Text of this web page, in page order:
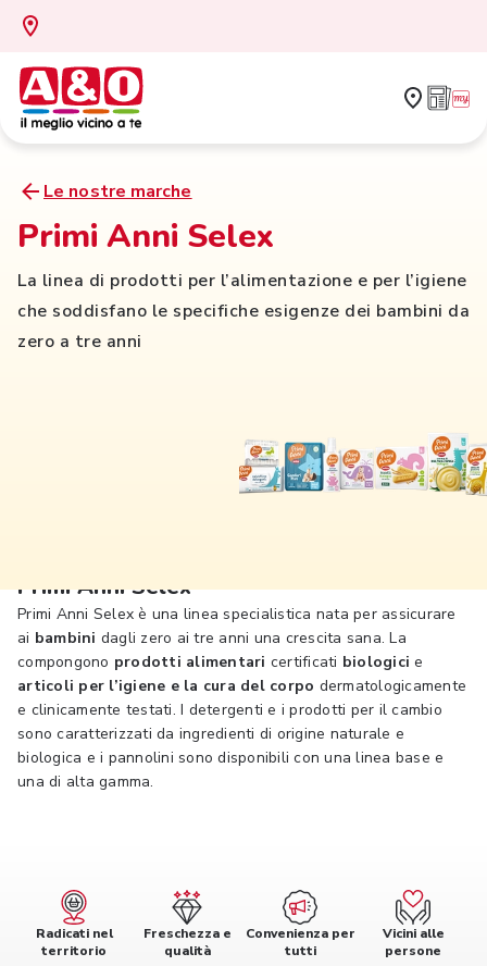
Le nostre marche
Primi Anni Selex
La linea di prodotti per l’alimentazione e per l’igiene
che soddisfano le specifiche esigenze dei bambini da
zero a tre anni
Primi Anni Selex
Primi Anni Selex è una linea specialistica nata per assicurare
ai bambini dagli zero ai tre anni una crescita sana. La
compongono prodotti alimentari certificati biologici e
articoli per l’igiene e la cura del corpo dermatologicamente
e clinicamente testati. I detergenti e i prodotti per il cambio
sono caratterizzati da ingredienti di origine naturale e
biologica e i pannolini sono disponibili con una linea base e
una di alta gamma.
Radicati nel
territorio
Freschezza e
qualità
Convenienza per
tutti
Vicini alle
persone